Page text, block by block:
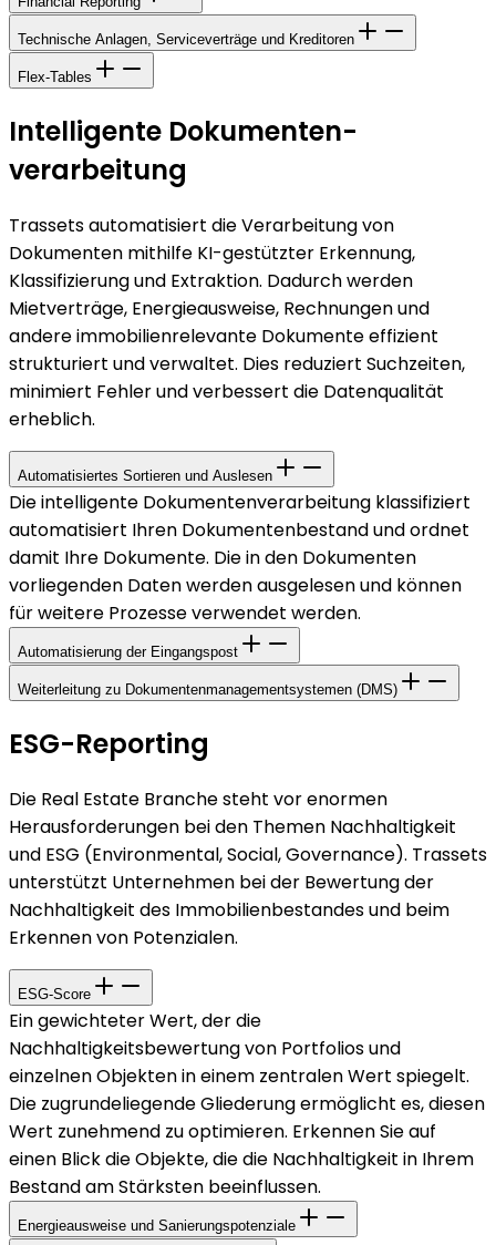
Technische Anlagen, Serviceverträge und Kreditoren
Flex-Tables
Intelligente Dokumenten­
verarbeitung
Trassets automatisiert die Verarbeitung von
Dokumenten mithilfe KI-gestützter Erkennung,
Klassifizierung und Extraktion. Dadurch werden
Mietverträge, Energieausweise, Rechnungen und
andere immobilienrelevante Dokumente effizient
strukturiert und verwaltet. Dies reduziert Suchzeiten,
minimiert Fehler und verbessert die Datenqualität
erheblich.
Automatisiertes Sortieren und Auslesen
Die intelligente Dokumentenverarbeitung klassifiziert
automatisiert Ihren Dokumentenbestand und ordnet
damit Ihre Dokumente. Die in den Dokumenten
vorliegenden Daten werden ausgelesen und können
für weitere Prozesse verwendet werden.
Automatisierung der Eingangspost
Weiterleitung zu Dokumenten­management­systemen (DMS)
ESG-Reporting
Die Real Estate Branche steht vor enormen
Herausforderungen bei den Themen Nachhaltigkeit
und ESG (Environmental, Social, Governance). Trassets
unterstützt Unternehmen bei der Bewertung der
Nachhaltigkeit des Immobilienbestandes und beim
Erkennen von Potenzialen.
ESG-Score
Ein gewichteter Wert, der die
Nachhaltigkeitsbewertung von Portfolios und
einzelnen Objekten in einem zentralen Wert spiegelt.
Die zugrundeliegende Gliederung ermöglicht es, diesen
Wert zunehmend zu optimieren. Erkennen Sie auf
einen Blick die Objekte, die die Nachhaltigkeit in Ihrem
Bestand am Stärksten beeinflussen.
Energieausweise und Sanierungspotenziale